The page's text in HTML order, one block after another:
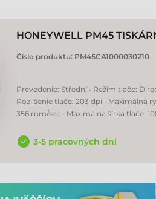
HONEYWELL PM45
Číslo produktu: PM45CA1000030210
Prevedenie: Střední • Režim tlače:
Rozlíšenie tlače: 203 dpi • Maximálna
356 mm/sec • Maximálna šírka tlače:
3-5 pracovných dní